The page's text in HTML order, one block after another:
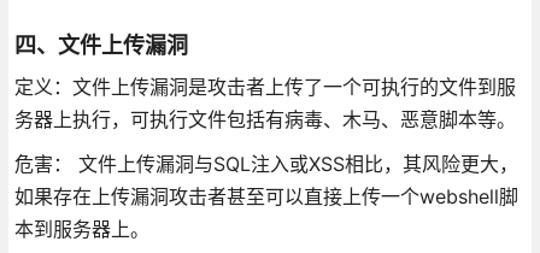
四、文件上传漏洞
定义：文件上传漏洞是攻击者上传了一个可执行的文件到服
务器上执行，可执行文件包括有病毒、木马、恶意脚本等。
危害： 文件上传漏洞与SQL注入或XSS相比，其风险更大，
如果存在上传漏洞攻击者甚至可以直接上传一个webshell脚
本到服务器上。